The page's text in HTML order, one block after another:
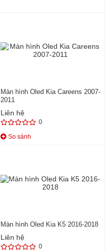
Màn hình Oled Kia Careens 2007-
2011
Liên hệ
0
So sánh
Màn hình Oled Kia K5 2016-2018
Liên hệ
0